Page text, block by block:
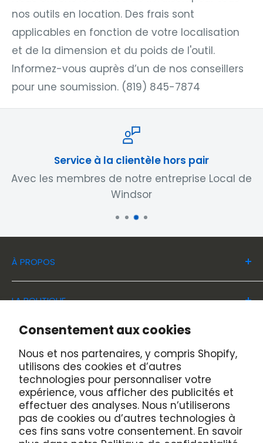
Consentement aux cookies
Nous et nos partenaires, y compris Shopify,
utilisons des cookies et d’autres
technologies pour personnaliser votre
expérience, vous afficher des publicités et
effectuer des analyses. Nous n’utiliserons
pas de cookies ou d’autres technologies à
ces fins sans votre consentement. En savoir
nos outils en location. Des frais sont
applicables en fonction de votre localisation
et de la dimension et du poids de l'outil.
Informez-vous auprès d’un de nos conseillers
pour une soumission. (819) 845-7874
Service à la clientèle hors pair
Avec les membres de notre entreprise Local de
Windsor
À PROPOS
Chez Location Windsor, vous trouverez tous
les équipements, machineries et outils en
location pour lestravaux de construction et
domaines commerciaux, industrielset
résidentiels.
LA BOUTIQUE
Adresse
Québec, Canada, J1S 2B9
Téléphone
(819) 845-7874
Télécopieur
Lundi au Vendredi: 7h00 à 17h00
Samedi: 7h30 à 12h00
Dimanche: Fermé
Jeudi de Janvier à Mars : vêtements jusqu'à
LOCATION WINDSOR
Accueil
Nos installations